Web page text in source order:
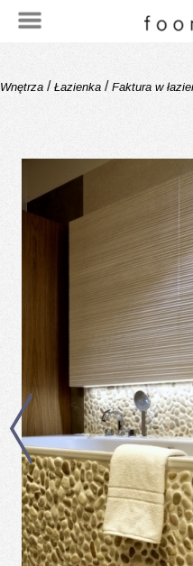
Wnętrza / Łazienka / Faktura w